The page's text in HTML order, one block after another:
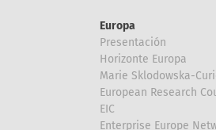
Europa
Presentación
Horizonte Europa
Marie Sklodowska-
European Research
EIC
Enterprise Europe